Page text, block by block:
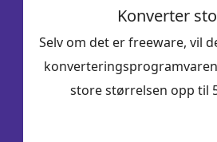
Konverter
Selv om det er freeware, vil
store størrelsen opp til